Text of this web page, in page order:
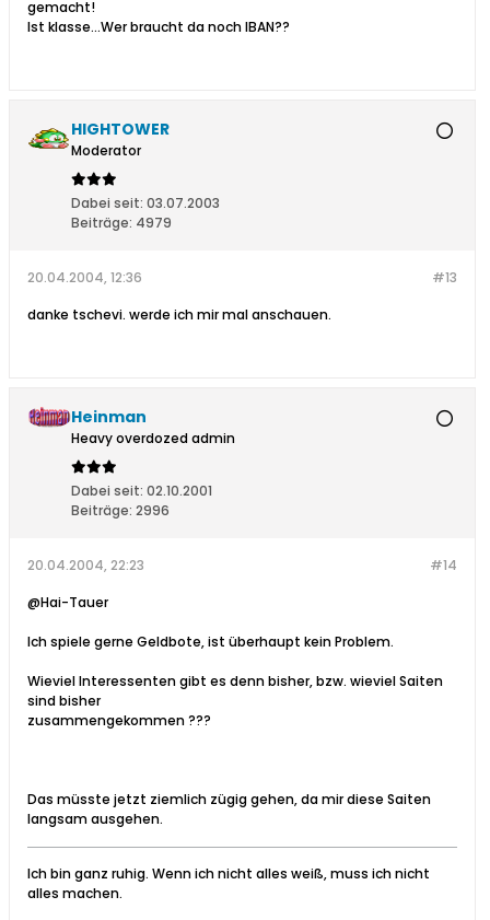
gemacht!
Ist klasse...Wer braucht da noch IBAN??
HIGHTOWER
Moderator
Dabei seit: 03.07.2003
Beiträge: 4979
#13
20.04.2004, 12:36
danke tschevi. werde ich mir mal anschauen.
Heinman
Heavy overdozed admin
Dabei seit: 02.10.2001
Beiträge: 2996
#14
20.04.2004, 22:23
@Hai-Tauer
Ich spiele gerne Geldbote, ist überhaupt kein Problem.
Wieviel Interessenten gibt es denn bisher, bzw. wieviel Saiten
sind bisher
zusammengekommen ???
Das müsste jetzt ziemlich zügig gehen, da mir diese Saiten
langsam ausgehen.
Ich bin ganz ruhig. Wenn ich nicht alles weiß, muss ich nicht
alles machen.